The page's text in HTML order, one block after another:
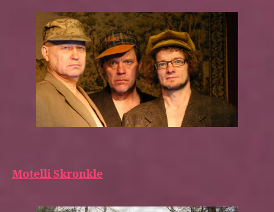
Motelli Skronkle